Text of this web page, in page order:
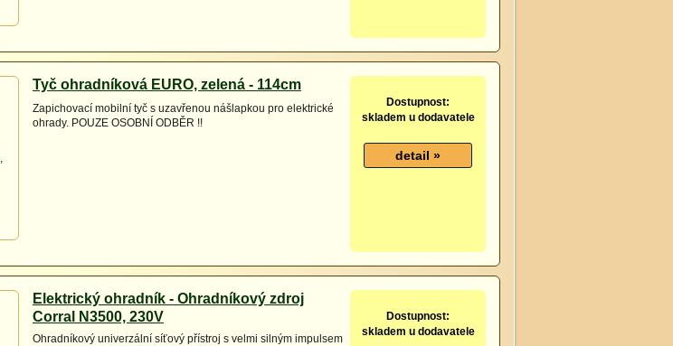
Tyč ohradníková EURO, zelená - 114cm
Zapichovací mobilní tyč s uzavřenou nášlapkou pro elektrické
ohrady. POUZE OSOBNÍ ODBĚR !!
Dostupnost:
skladem u dodavatele
Elektrický ohradník - Ohradníkový zdroj
Corral N3500, 230V
Ohradníkový univerzální síťový přístroj s velmi silným impulsem
Dostupnost:
skladem u dodavatele